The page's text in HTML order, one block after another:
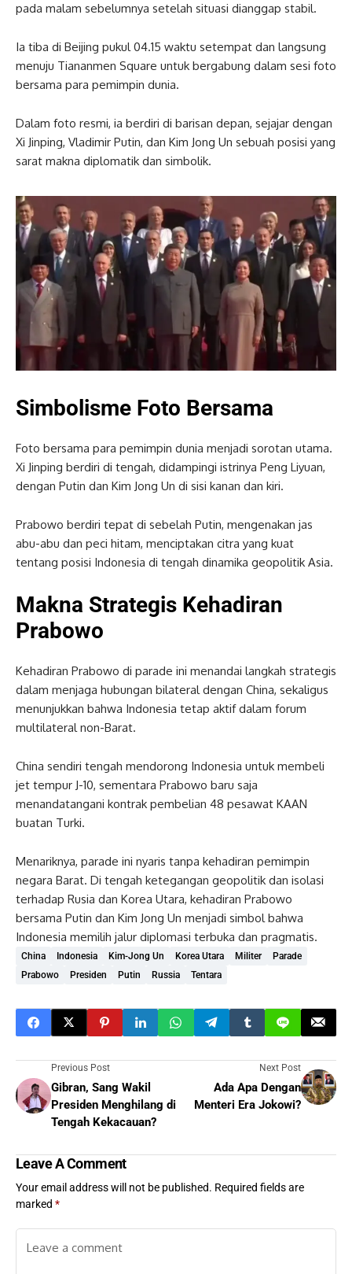
pada malam sebelumnya setelah situasi dianggap stabil.
Ia tiba di Beijing pukul 04.15 waktu setempat dan langsung
menuju Tiananmen Square untuk bergabung dalam sesi foto
bersama para pemimpin dunia.
Dalam foto resmi, ia berdiri di barisan depan, sejajar dengan
Xi Jinping, Vladimir Putin, dan Kim Jong Un sebuah posisi yang
sarat makna diplomatik dan simbolik.
Simbolisme Foto Bersama
Foto bersama para pemimpin dunia menjadi sorotan utama.
Xi Jinping berdiri di tengah, didampingi istrinya Peng Liyuan,
dengan Putin dan Kim Jong Un di sisi kanan dan kiri.
Prabowo berdiri tepat di sebelah Putin, mengenakan jas
abu-abu dan peci hitam, menciptakan citra yang kuat
tentang posisi Indonesia di tengah dinamika geopolitik Asia.
Makna Strategis Kehadiran
Prabowo
Kehadiran Prabowo di parade ini menandai langkah strategis
dalam menjaga hubungan bilateral dengan China, sekaligus
menunjukkan bahwa Indonesia tetap aktif dalam forum
multilateral non-Barat.
China sendiri tengah mendorong Indonesia untuk membeli
jet tempur J-10, sementara Prabowo baru saja
menandatangani kontrak pembelian 48 pesawat KAAN
buatan Turki.
Menariknya, parade ini nyaris tanpa kehadiran pemimpin
negara Barat. Di tengah ketegangan geopolitik dan isolasi
terhadap Rusia dan Korea Utara, kehadiran Prabowo
bersama Putin dan Kim Jong Un menjadi simbol bahwa
Indonesia memilih jalur diplomasi terbuka dan pragmatis.
China Indonesia Kim-Jong Un Korea Utara Militer
Parade
Prabowo
Presiden Putin Russia Tentara
Previous Post
Gibran, Sang Wakil
Presiden Menghilang di
Tengah Kekacauan?
Next Post
Ada Apa Dengan
Menteri Era Jokowi?
Leave A Comment
Your email address will not be published. Required fields are
marked *